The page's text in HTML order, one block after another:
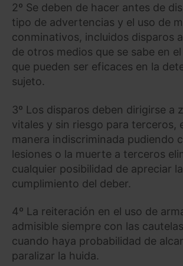
2º Se deben de hacer antes de
tipo de advertencias y el uso de
conminativos, incluidos disparos
de otros medios que se sabe en
que pueden ser eficaces en la
sujeto.
3º Los disparos deben dirigirse a
vitales y sin riesgo para terceros,
manera indiscriminada pudiendo
lesiones o la muerte a terceros
cualquier posibilidad de apreciar
cumplimiento del deber.
4º La reiteración en el uso de
admisible siempre con las
cuando haya probabilidad de
paralizar la huida.